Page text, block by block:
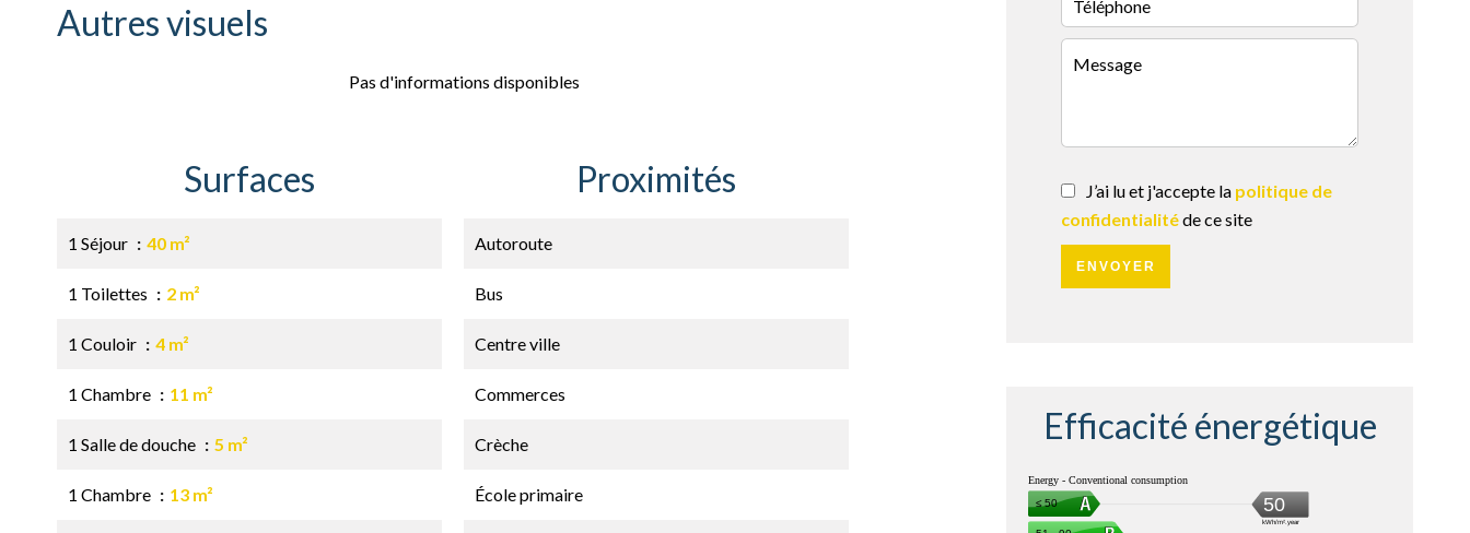
Autres visuels
Pas d'informations disponibles
Surfaces
1 Séjour 40 m²
1 Toilettes 2 m²
1 Couloir 4 m²
1 Chambre 11 m²
1 Salle de douche 5 m²
1 Chambre 13 m²
Proximités
Autoroute
Bus
Centre ville
Commerces
Crèche
École primaire
J’ai lu et j'accepte la politique de
confidentialitéde ce site
ENVOYER
Efficacité énergétique